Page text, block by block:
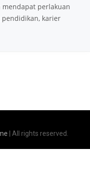
perlakuan
karier
| All rights reserved.